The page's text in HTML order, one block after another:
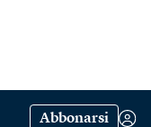
Abbonarsi